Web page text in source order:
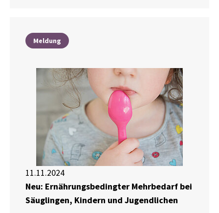
Meldung
11.11.2024
Neu: Ernährungsbedingter Mehrbedarf bei
Säuglingen, Kindern und Jugendlichen